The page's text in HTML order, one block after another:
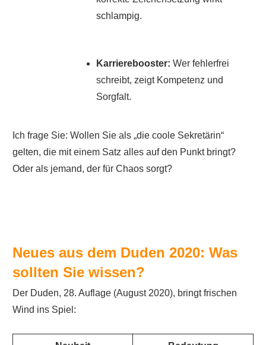
schlampig.
Karrierebooster: Wer fehlerfrei
schreibt, zeigt Kompetenz und
Sorgfalt.
Ich frage Sie: Wollen Sie als „die coole Sekretärin“
gelten, die mit einem Satz alles auf den Punkt bringt?
Oder als jemand, der für Chaos sorgt?
Neues aus dem Duden 2020: Was
sollten Sie wissen?
Der Duden, 28. Auflage (August 2020), bringt frischen
Wind ins Spiel: